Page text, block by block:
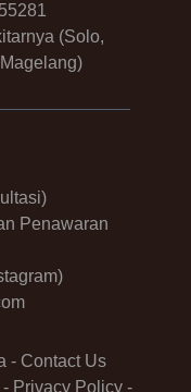
(Solo,
Penawaran
- Contact Us
- Privacy Policy -